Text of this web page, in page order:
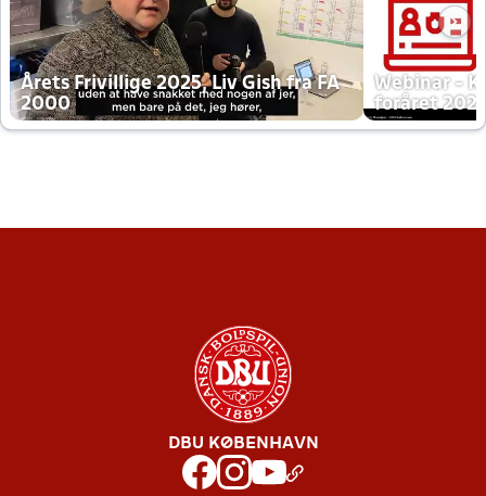
Årets Frivillige 2025, Liv Gish fra FA
2000
Webinar -
foråret
DBU KØBENHAVN